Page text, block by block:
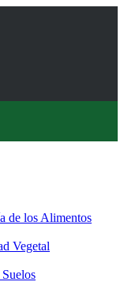
de los Alimentos
Vegetal